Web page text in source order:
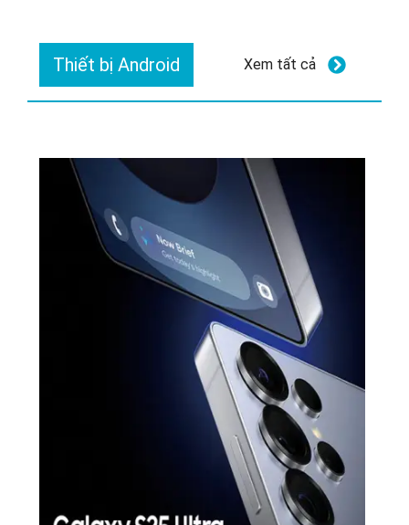
Thiết bị Android Xem tất cả